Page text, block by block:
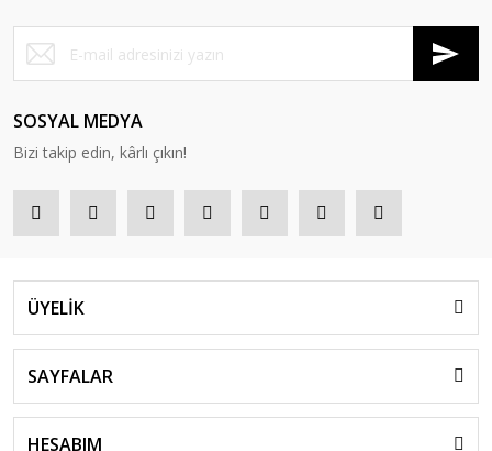
SOSYAL MEDYA
Bizi takip edin, kârlı çıkın!
ÜYELİK
SAYFALAR
HESABIM